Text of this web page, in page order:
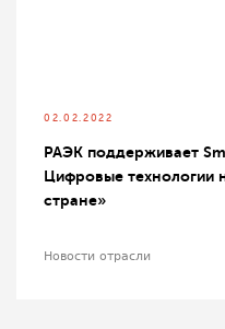
02.02.2022
РАЭК поддерживает
Цифровые технологии
стране»
Новости отрасли